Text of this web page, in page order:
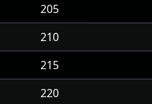
205
210
215
220